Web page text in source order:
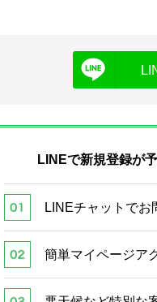
LINEで新規登録が
LINEチャットでお
簡単マイページア